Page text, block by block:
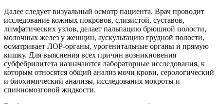
Далее следует визуальный осмотр пациента. Врач проводит
исследование кожных покровов, слизистой, суставов,
лимфатических узлов, делает пальпацию брюшной полости,
молочных желез у женщин, аускультацию грудной полости,
осматривает ЛОР-органы, урогенитальные органы и прямую
кишку. Для выяснения всех причин возникновения
субфебрилитета назначаются лабораторные исследования, к
которым относятся общий анализ мочи крови, серологический
и биохимический анализы, исследования мокроты и
спинномозговой жидкости.